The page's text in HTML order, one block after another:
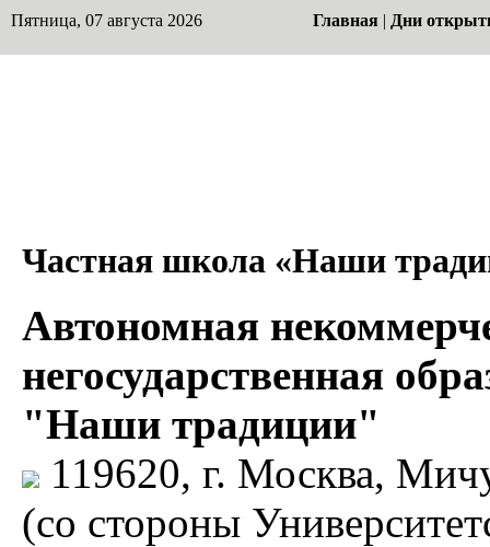
Пятница, 07 августа 2026 Главная | Дни
Частная школа «Наши
Автономная
негосударственная
"Наши традиции"
119620, г. Москва,
(со стороны